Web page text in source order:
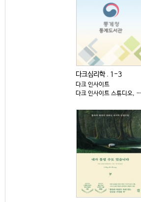
다크심리학 . 1-3
다크 인사이트
다크 인사이트 스튜디오, 2025